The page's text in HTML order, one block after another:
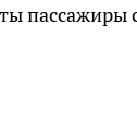
пассажиры